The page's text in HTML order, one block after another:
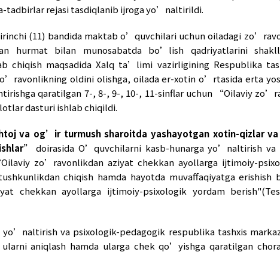
O’zbekiston Respublikasi Bosh
pedagogik respublika tashxis
masalalari bo’yicha maslahat kengashi
uchun teng huquq va imkoniyatlarning
hunarga yo’naltirish va psixologik-
hamda imkoniyatlarini ta’minlash masalalari
vakolatini L.N.Axmedovaga yuklash
qizlar va erkaklar uchun teng huquq
oshirishdagi ishtiroki holati.